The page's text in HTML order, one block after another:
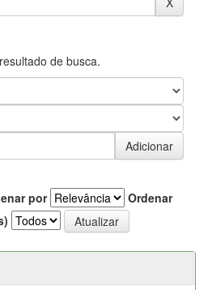
de busca.
por
Ordenar